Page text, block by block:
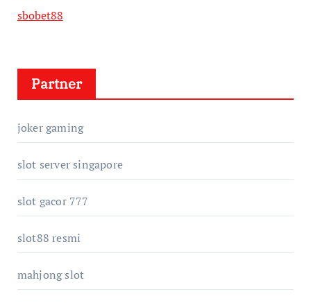
sbobet88
Partner
joker gaming
slot server singapore
slot gacor 777
slot88 resmi
mahjong slot